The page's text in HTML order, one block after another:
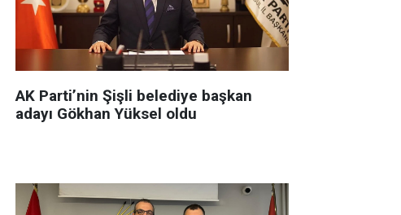
AK Parti’nin Şişli belediye başkan
adayı Gökhan Yüksel oldu